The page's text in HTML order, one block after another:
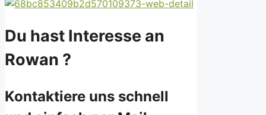
Du hast Interesse an
Rowan ?
Kontaktiere uns schnell